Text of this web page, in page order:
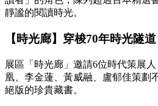
靜謐的閱讀時光。
【時光廊】穿梭70年時光隧道
展區「時光廊」邀請6位時代策展
凰、李金蓮、黃威融、盧郁佳策劃
絕版的珍貴藏書。